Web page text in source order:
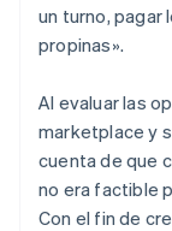
un turno, pagar
propinas».
Al evaluar las
marketplace y
cuenta de que
no era factible
Con el fin de